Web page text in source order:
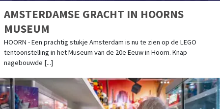
AMSTERDAMSE GRACHT IN HOORNS
MUSEUM
HOORN - Een prachtig stukje Amsterdam is nu te zien op de LEGO
tentoonstelling in het Museum van de 20e Eeuw in Hoorn. Knap
nagebouwde [...]